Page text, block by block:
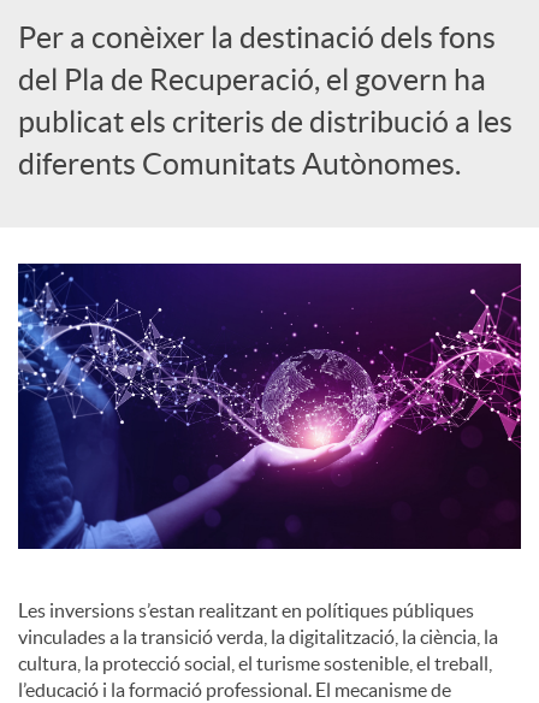
s
S
o
c
i
a
Per a conèixer la destinació dels fons
del Pla de Recuperació, el govern ha
publicat els criteris de distribució a les
diferents Comunitats Autònomes.
Les inversions s’estan realitzant en polítiques públiques
vinculades a la transició verda, la digitalització, la ciència, la
cultura, la protecció social, el turisme sostenible, el treball,
l’educació i la formació professional. El mecanisme de